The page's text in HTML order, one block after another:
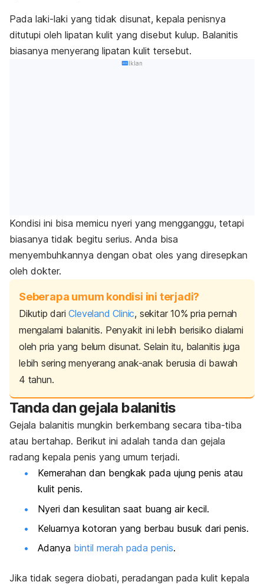
Pada laki-laki yang tidak disunat, kepala penisnya
ditutupi oleh lipatan kulit yang disebut kulup. Balanitis
biasanya menyerang lipatan kulit tersebut.
Iklan
Kondisi ini bisa memicu nyeri yang mengganggu, tetapi
biasanya tidak begitu serius. Anda bisa
menyembuhkannya dengan obat oles yang diresepkan
oleh dokter.
Seberapa umum kondisi ini terjadi?
Dikutip dariCleveland Clinic, sekitar 10% pria pernah
mengalami balanitis. Penyakit ini lebih berisiko dialami
oleh pria yang belum disunat. Selain itu, balanitis juga
lebih sering menyerang anak-anak berusia di bawah
4 tahun.
Tanda dan gejala balanitis
Gejala balanitis mungkin berkembang secara tiba-tiba
atau bertahap. Berikut ini adalah tanda dan gejala
radang kepala penis yang umum terjadi.
Kemerahan dan bengkak pada ujung penis atau
kulit penis.
Nyeri dan kesulitan saat buang air kecil.
Keluarnya kotoran yang berbau busuk dari penis.
Adanya bintil merah pada penis.
Jika tidak segera diobati, peradangan pada kulit kepala